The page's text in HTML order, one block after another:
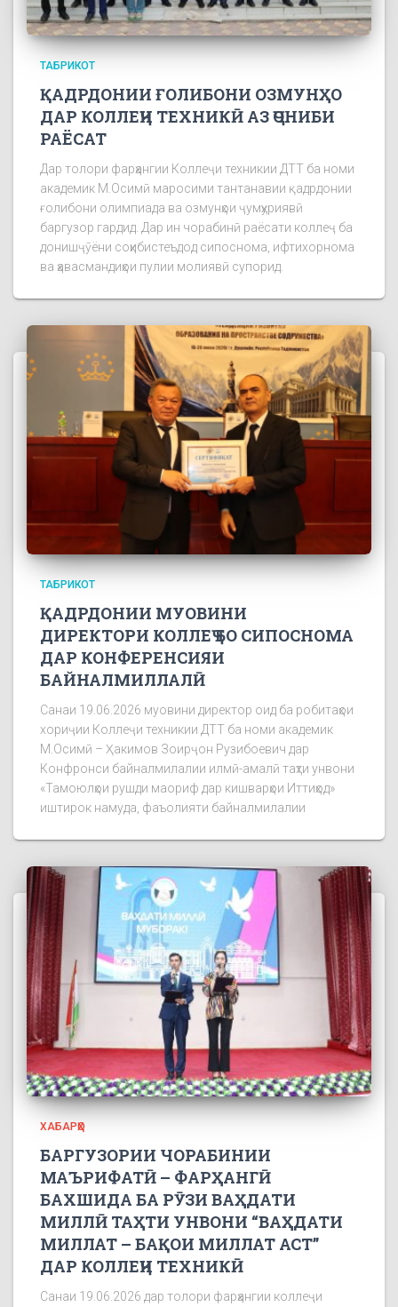
ТАБРИКОТ
ҚАДРДОНИИ ҒОЛИБОНИ ОЗМУНҲО
ДАР КОЛЛЕҶИ ТЕХНИКӢ АЗ ҶОНИБИ
РАЁСАТ
Дар толори фарҳангии Коллеҷи техникии ДТТ ба номи
академик М.Осимӣ маросими тантанавии қадрдонии
ғолибони олимпиада ва озмунҳои ҷумҳуриявӣ
баргузор гардид. Дар ин чорабинӣ раёсати коллеҷ ба
донишҷӯёни соҳибистеъдод сипоснома, ифтихорнома
ва ҳавасмандиҳои пулии молиявӣ супорид.
ТАБРИКОТ
ҚАДРДОНИИ МУОВИНИ
ДИРЕКТОРИ КОЛЛЕҶ БО СИПОСНОМА
ДАР КОНФЕРЕНСИЯИ
БАЙНАЛМИЛЛАЛӢ
Санаи 19.06.2026 муовини директор оид ба робитаҳои
хориҷии Коллеҷи техникии ДТТ ба номи академик
М.Осимӣ – Ҳакимов Зоирҷон Рузибоевич дар
Конфронси байналмилалии илмӣ-амалӣ таҳти унвони
«Тамоюлҳои рушди маориф дар кишварҳои Иттиҳод»
иштирок намуда, фаъолияти байналмилалии
ХАБАРҲО
БАРГУЗОРИИ ЧОРАБИНИИ
МАЪРИФАТӢ – ФАРҲАНГӢ
БАХШИДА БА РӮЗИ ВАҲДАТИ
МИЛЛӢ ТАҲТИ УНВОНИ “ВАҲДАТИ
МИЛЛАТ – БАҚОИ МИЛЛАТ АСТ”
ДАР КОЛЛЕҶИ ТЕХНИКӢ
Санаи 19.06.2026 дар толори фарҳангии коллеҷи